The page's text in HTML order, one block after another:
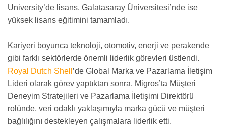
University’de lisans, Galatasaray Üniversitesi’nde ise
yüksek lisans eğitimini tamamladı.
Kariyeri boyunca teknoloji, otomotiv, enerji ve perakende
gibi farklı sektörlerde önemli liderlik görevleri üstlendi.
Royal Dutch Shell ’de Global Marka ve Pazarlama İletişim
Lideri olarak görev yaptıktan sonra, Migros’ta Müşteri
Deneyim Stratejileri ve Pazarlama İletişimi Direktörü
rolünde, veri odaklı yaklaşımıyla marka gücü ve müşteri
bağlılığını destekleyen çalışmalara liderlik etti.